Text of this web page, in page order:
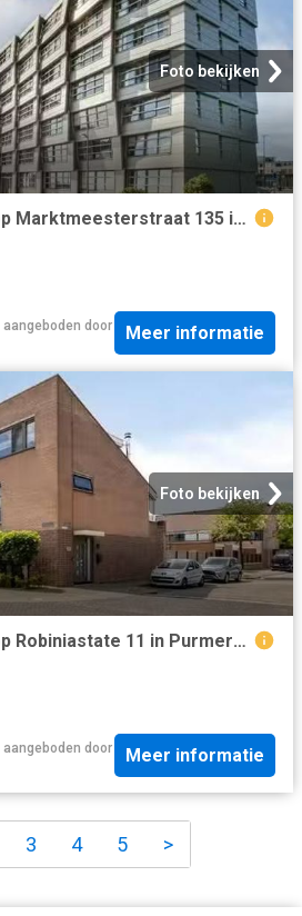
Foto bekijken
Appartement te koop Marktmeesterstraat 135 in Almere voor € 38.
aangeboden door
Meer informatie
Foto bekijken
Appartement te koop Robiniastate 11 in Purmerend voor € 545.000
aangeboden door
Meer informatie
3 4 5 >